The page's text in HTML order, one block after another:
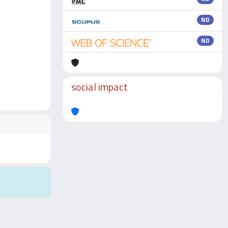
ND
ND
social impact